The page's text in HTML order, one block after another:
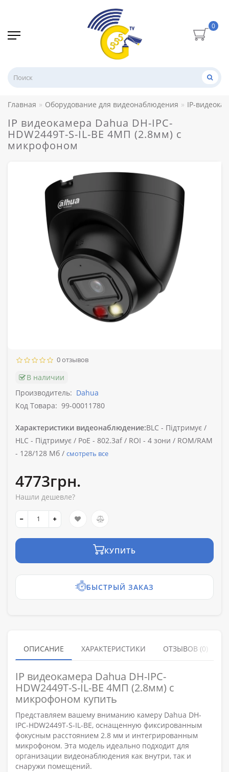
0
Главная Оборудование для видеонаблюдения IP-
IP видеокамера Dahua DH-IPC-
HDW2449T-S-IL-BE 4МП (2.8мм) с
микрофоном
0 отзывов
В наличии
Производитель: Dahua
Код Товара: 99-00011780
Характеристики видеонаблюдение:BLC - Підтримує /
HLC - Підтримує / PoE - 802.3af / ROI - 4 зони / ROM/RAM
- 128/128 Мб / смотреть все
4773грн.
Нашли дешевле?
КУПИТЬ
БЫСТРЫЙ ЗАКАЗ
ОПИСАНИЕ ХАРАКТЕРИСТИКИ ОТЗЫВОВ (0)
IP видеокамера Dahua DH-IPC-
HDW2449T-S-IL-BE 4МП (2.8мм) с
микрофоном купить
Представляем вашему вниманию камеру Dahua DH-
IPC-HDW2449T-S-IL-BE, оснащенную фиксированным
фокусным расстоянием 2.8 мм и интегрированным
микрофоном. Эта модель идеально подходит для
организации видеонаблюдения как внутри, так и
снаружи помещений.